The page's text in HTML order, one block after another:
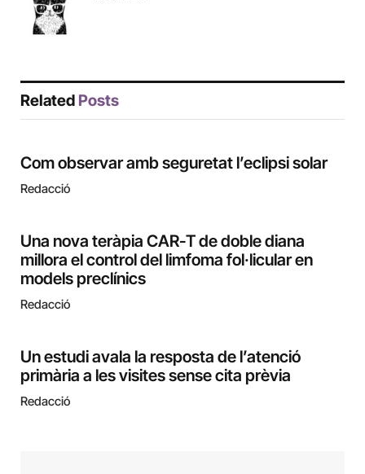
Related Posts
Com observar amb seguretat l’eclipsi solar
Redacció
Una nova teràpia CAR-T de doble diana
millora el control del limfoma fol·licular en
models preclínics
Redacció
Un estudi avala la resposta de l’atenció
primària a les visites sense cita prèvia
Redacció